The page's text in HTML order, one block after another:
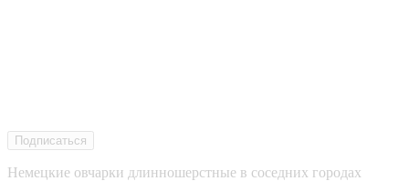
Подписаться
Немецкие овчарки длинношерстные в соседних городах